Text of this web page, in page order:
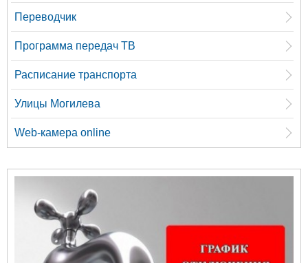
Переводчик
Программа передач ТВ
Расписание транспорта
Улицы Могилева
Web-камера online